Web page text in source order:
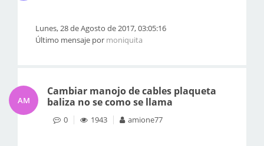
Lunes, 28 de Agosto de 2017, 03:05:16
Último mensaje por moniquita
AM
Cambiar manojo de cables plaqueta
baliza no se como se llama
0 1943 amione77